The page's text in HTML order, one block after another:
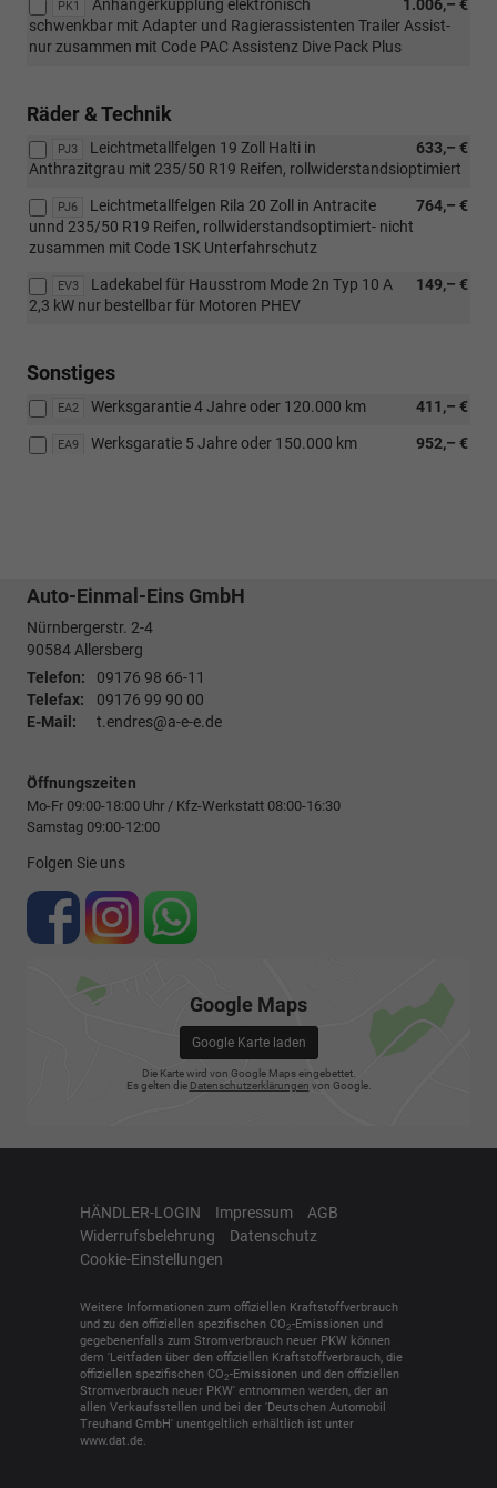
PK1 1.006,– €
Anhängerkupplung elektronisch
schwenkbar mit Adapter und Ragierassistenten Trailer Assist-
nur zusammen mit Code PAC Assistenz Dive Pack Plus
Räder & Technik
PJ3 633,– €
Leichtmetallfelgen 19 Zoll Halti in
Anthrazitgrau mit 235/50 R19 Reifen, rollwiderstandsioptimiert
PJ6 764,– €
Leichtmetallfelgen Rila 20 Zoll in Antracite
unnd 235/50 R19 Reifen, rollwiderstandsoptimiert- nicht
zusammen mit Code 1SK Unterfahrschutz
EV3 149,– €
Ladekabel für Hausstrom Mode 2n Typ 10 A
2,3 kW nur bestellbar für Motoren PHEV
Sonstiges
EA2 411,– €
Werksgarantie 4 Jahre oder 120.000 km
EA9 952,– €
Werksgaratie 5 Jahre oder 150.000 km
Auto-Einmal-Eins GmbH
Nürnbergerstr. 2-4
90584Allersberg
Telefon:
09176 98 66-11
Telefax:
09176 99 90 00
E-Mail:
t.endres@a-e-e.de
Öffnungszeiten
Mo-Fr 09:00-18:00 Uhr / Kfz-Werkstatt 08:00-16:30
Samstag 09:00-12:00
Folgen Sie uns
Google Maps
Google Karte laden
Die Karte wird von Google Maps eingebettet.
Es gelten die Datenschutzerklärungen von Google.
HÄNDLER-LOGIN Impressum
AGB
Widerrufsbelehrung
Datenschutz
Cookie-Einstellungen
Weitere Informationen zum offiziellen Kraftstoffverbrauch
und zu den offiziellen spezifischen CO2-Emissionen und
gegebenenfalls zum Stromverbrauch neuer PKW können
dem 'Leitfaden über den offiziellen Kraftstoffverbrauch, die
offiziellen spezifischen CO2-Emissionen und den offiziellen
Stromverbrauch neuer PKW' entnommen werden, der an
allen Verkaufsstellen und bei der 'Deutschen Automobil
Treuhand GmbH' unentgeltlich erhältlich ist unter
www.dat.de.